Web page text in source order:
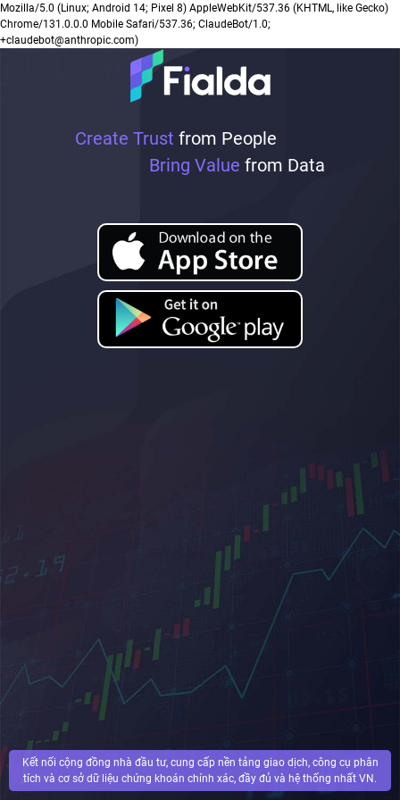
Create Trust from People
Bring Value from Data
Kết nối cộng đồng nhà đầu tư, cung cấp nền tảng giao dịch, công cụ phân
tích và cơ sở dữ liệu chứng khoán chính xác, đầy đủ và hệ thống nhất VN.
Mozilla/5.0 (Linux; Android 14; Pixel 8) AppleWebKit/537.36 (KHTML, like Gecko)
Chrome/131.0.0.0 Mobile Safari/537.36; ClaudeBot/1.0;
+claudebot@anthropic.com)